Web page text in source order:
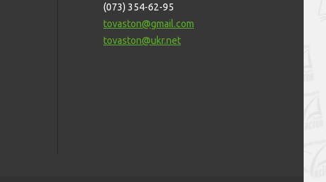
(073) 354-62-95
tovaston@gmail.com
tovaston@ukr.net